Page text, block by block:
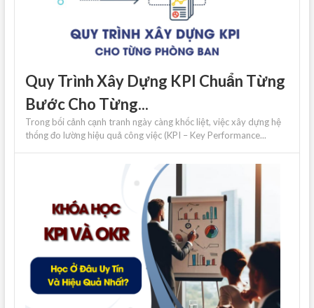
Quy Trình Xây Dựng KPI Chuẩn Từng
Bước Cho Từng...
Trong bối cảnh cạnh tranh ngày càng khốc liệt, việc xây dựng hệ
thống đo lường hiệu quả công việc (KPI – Key Performance...